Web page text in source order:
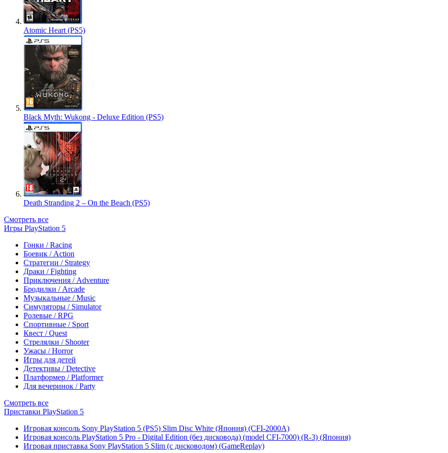
Atomic Heart (PS5)
Black Myth: Wukong - Deluxe Edition (PS5)
Death Stranding 2 – On the Beach (PS5)
Смотреть все
Игры PlayStation 5
Гонки / Racing
Боевик / Action
Стратегии / Strategy
Драки / Fighting
Приключения / Adventure
Бродилки / Arcade
Музыкальные / Music
Симуляторы / Simulator
Ролевые / RPG
Спортивные / Sport
Квест / Quest
Стрелялки / Shooter
Ужасы / Horror
Игры для детей
Детективы / Detective
Платформер / Platformer
Для вечеринок / Party
Смотреть все
Приставки PlayStation 5
Игровая консоль Sony PlayStation 5 (PS5) Slim Disc White (Япония) (CFI-2000A)
Игровая консоль PlayStation 5 Pro - Digital Edition (без дисковода) (model CFI-7000) (R-3) (Япония)
Игровая приставка Sony PlayStation 5 Slim (с дисководом) (GameReplay)